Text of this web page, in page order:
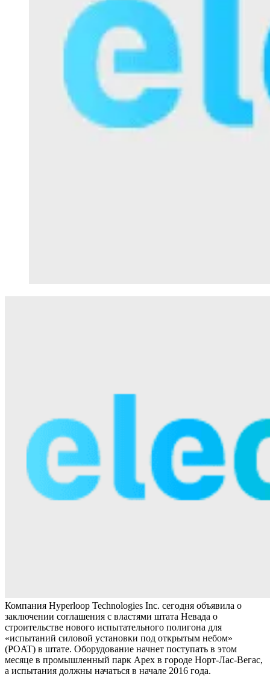
Компания Hyperloop Technologies Inc. сегодня объявила о
заключении соглашения с властями штата Невада о
строительстве нового испытательного полигона для
«испытаний силовой установки под открытым небом»
(POAT) в штате. Оборудование начнет поступать в этом
месяце в промышленный парк Apex в городе Норт-Лас-Вегас,
а испытания должны начаться в начале 2016 года.